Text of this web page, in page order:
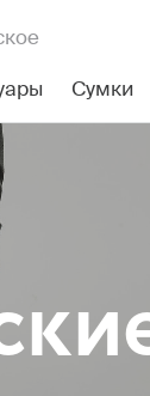
Сумки